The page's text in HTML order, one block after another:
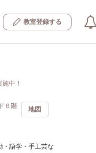
教室登録する
中！
６階
地図
・語学・手工芸な